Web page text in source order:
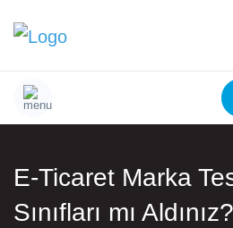
E-Ticaret Marka
Sınıfları mı Aldınız?